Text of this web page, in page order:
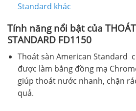
Standard khác
Tính năng nổi bật của THOÁT
STANDARD FD1150
Thoát sàn American Standard
được làm bằng đồng mạ
giúp thoát nước nhanh, chặn
quả.